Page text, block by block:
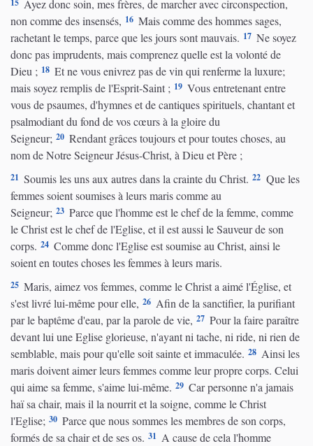
Ayez donc soin, mes frères, de marcher avec circonspection,
non comme des insensés, 16 Mais comme des hommes sages,
rachetant le temps, parce que les jours sont mauvais. 17 Ne soyez
donc pas imprudents, mais comprenez quelle est la volonté de
Dieu ; 18 Et ne vous enivrez pas de vin qui renferme la luxure;
mais soyez remplis de l'Esprit-Saint ; 19 Vous entretenant entre
vous de psaumes, d'hymnes et de cantiques spirituels, chantant et
psalmodiant du fond de vos cœurs à la gloire du
Seigneur; 20 Rendant grâces toujours et pour toutes choses, au
nom de Notre Seigneur Jésus-Christ, à Dieu et Père ;
21 Soumis les uns aux autres dans la crainte du Christ. 22 Que les
femmes soient soumises à leurs maris comme au
Seigneur; 23 Parce que l'homme est le chef de la femme, comme
le Christ est le chef de l'Eglise, et il est aussi le Sauveur de son
corps. 24 Comme donc l'Eglise est soumise au Christ, ainsi le
soient en toutes choses les femmes à leurs maris.
25 Maris, aimez vos femmes, comme le Christ a aimé l'Église, et
s'est livré lui-même pour elle, 26 Afin de la sanctifier, la purifiant
par le baptême d'eau, par la parole de vie, 27 Pour la faire paraître
devant lui une Eglise glorieuse, n'ayant ni tache, ni ride, ni rien de
semblable, mais pour qu'elle soit sainte et immaculée. 28 Ainsi les
maris doivent aimer leurs femmes comme leur propre corps. Celui
qui aime sa femme, s'aime lui-même. 29 Car personne n'a jamais
haï sa chair, mais il la nourrit et la soigne, comme le Christ
l'Eglise; 30 Parce que nous sommes les membres de son corps,
formés de sa chair et de ses os. 31 A cause de cela l'homme